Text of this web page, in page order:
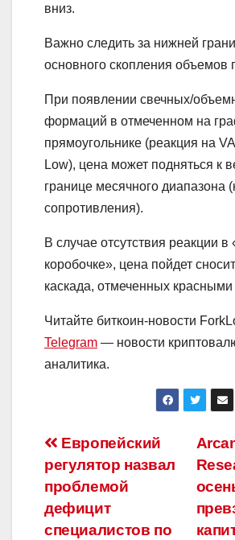
вниз.
Важно следить за нижней
основного скопления
При появлении свечных/
формаций в отмеченном на
прямоугольнике (реакция на
Low), цена может подняться к
границе месячного диапазона
сопротивления).
В случае отсутствия реакции в
коробочке», цена пойдет
каскада, отмеченных
Читайте биткоин-новости
Telegram — новости
аналитика.
Навигация
по
записям
Европейский
регулятор назвал
проблемой
дефицит
специалистов по